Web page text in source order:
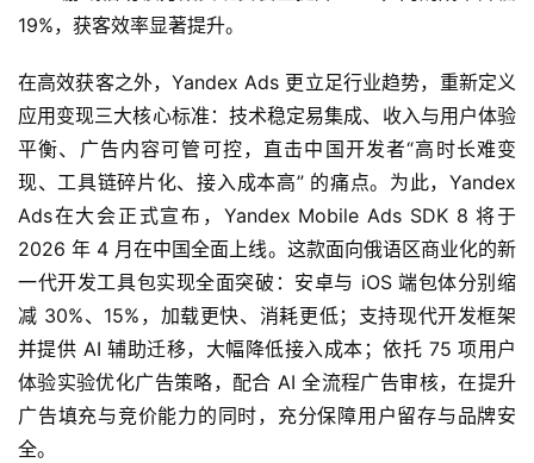
国
19%，获客效率显著提升。
在高效获客之外，Yandex Ads 更立足行业趋势，重新定义
应用变现三大核心标准：技术稳定易集成、收入与用户体验
平衡、广告内容可管可控，直击中国开发者“高时长难变
现、工具链碎片化、接入成本高” 的痛点。为此，Yandex
Ads在大会正式宣布，Yandex Mobile Ads SDK 8 将于
2026 年 4 月在中国全面上线。这款面向俄语区商业化的新
一代开发工具包实现全面突破：安卓与 iOS 端包体分别缩
减 30%、15%，加载更快、消耗更低；支持现代开发框架
并提供 AI 辅助迁移，大幅降低接入成本；依托 75 项用户
体验实验优化广告策略，配合 AI 全流程广告审核，在提升
广告填充与竞价能力的同时，充分保障用户留存与品牌安
全。